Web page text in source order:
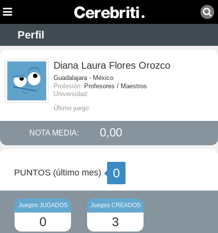
Perfil
Diana Laura Flores Orozco
Guadalajara - México
Profesión: Profesores / Maestros
Universidad:
Último juego:
NOTA MEDIA: 0,00
PUNTOS (último mes) 0
Juegos JUGADOS
0
Juegos CREADOS
3